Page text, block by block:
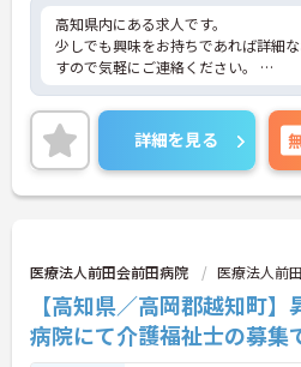
高知県内にある求人です。
少しでも興味をお持ちであれば詳細
すので気軽にご連絡ください。
正社員は病院のものをそれぞれ複製
デイサービスに関しては夜勤の記載を
ださい。
詳細を見る
医療法人前田会前田病院 医療法人前
【高知県／高岡郡越知町
病院にて介護福祉士の募集